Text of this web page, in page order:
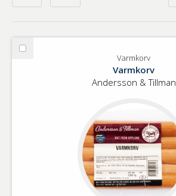
Välj
Varmkorv
Varmkorv
Andersson & Tillman